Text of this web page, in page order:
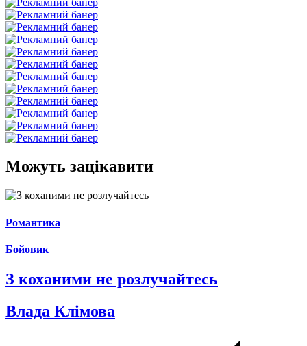
Можуть зацікавити
Романтика
Бойовик
З коханими не розлучайтесь
Влада Клімова